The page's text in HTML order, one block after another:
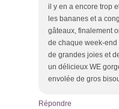
il y en a encore trop
les bananes et a
gâteaux, finalement
de chaque week-
de grandes joies et
un délicieux WE
envolée de gros
Répondre